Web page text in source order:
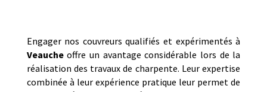
Engager nos couvreurs qualifiés et expérimentés à
Veaucheoffre un avantage considérable lors de la
réalisation des travaux de charpente. Leur expertise
combinée à leur expérience pratique leur permet de